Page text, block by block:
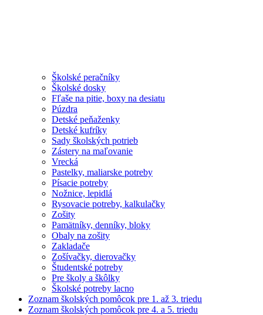
Školské peračníky
Školské dosky
Fľaše na pitie, boxy na desiatu
Púzdra
Detské peňaženky
Detské kufríky
Sady školských potrieb
Zástery na maľovanie
Vrecká
Pastelky, maliarske potreby
Písacie potreby
Nožnice, lepidlá
Rysovacie potreby, kalkulačky
Zošity
Pamätníky, denníky, bloky
Obaly na zošity
Zakladače
Zošívačky, dierovačky
Študentské potreby
Pre školy a škôlky
Školské potreby lacno
Zoznam školských pomôcok pre 1. až 3. triedu
Zoznam školských pomôcok pre 4. a 5. triedu